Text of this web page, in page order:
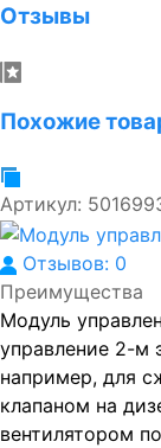
Отзывы
Похожие
Артикул:
Отзывов: 0
Преимущества
Модуль
управление 2-м
например, для
клапаном на
вентилятором